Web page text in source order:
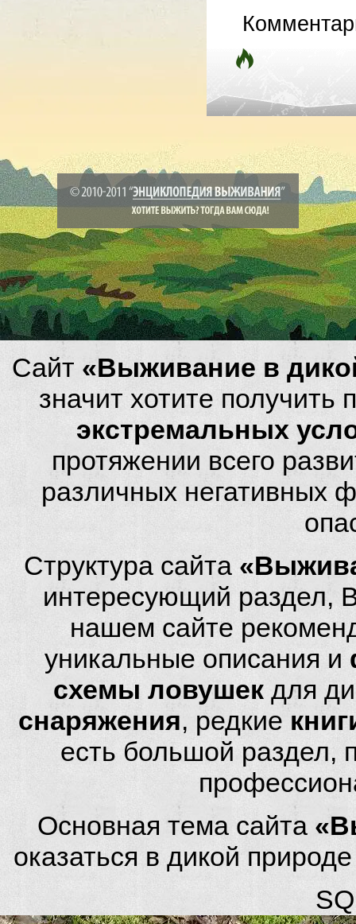
Сайт «Выживание в
значит хотите
экстремальных
протяжении всего
различных негативных
Структура сайта
интересующий раздел,
нашем сайте
уникальные описания и
схемы ловушек для
снаряжения, редкие
есть большой
Основная тема сайта
оказаться в дикой